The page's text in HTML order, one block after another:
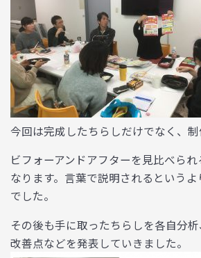
今回は完成したちらしだけでなく、
ビフォーアンドアフターを見比べら
なります。 言葉で説明されるという
でした。
その後も手に取ったちらしを各自分析
改善点などを発表していきました。